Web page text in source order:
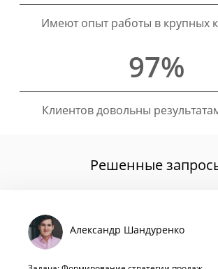
Имеют опыт работы в крупных
97%
Клиентов довольны
Решенные
Александр Шандуренко